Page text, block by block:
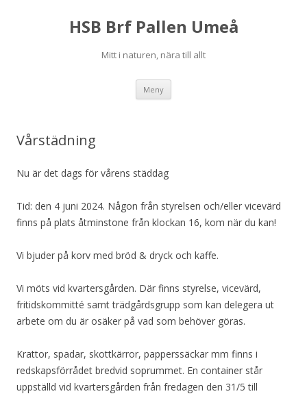
HSB Brf Pallen Umeå
Mitt i naturen, nära till allt
Meny
Vårstädning
Nu är det dags för vårens städdag
Tid: den 4 juni 2024. Någon från styrelsen och/eller vicevärd
finns på plats åtminstone från klockan 16, kom när du kan!
Vi bjuder på korv med bröd & dryck och kaffe.
Vi möts vid kvartersgården. Där finns styrelse, vicevärd,
fritidskommitté samt trädgårdsgrupp som kan delegera ut
arbete om du är osäker på vad som behöver göras.
Krattor, spadar, skottkärror, papperssäckar mm finns i
redskapsförrådet bredvid soprummet. En container står
uppställd vid kvartersgården från fredagen den 31/5 till